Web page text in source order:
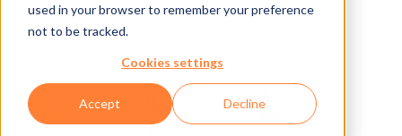
used in your browser to remember your preference
not to be tracked.
Cookies settings
Accept Decline